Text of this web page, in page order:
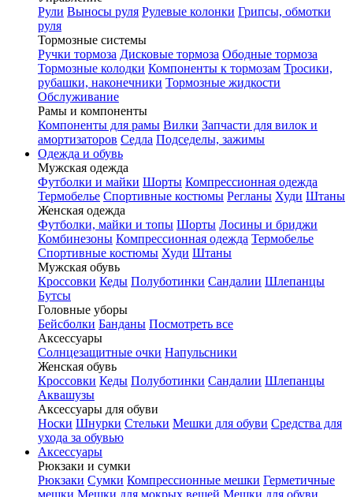
Рули Выносы руля Рулевые колонки Грипсы, обмотки
руля
Тормозные системы
Ручки тормоза Дисковые тормоза Ободные тормоза
Тормозные колодки Компоненты к тормозам Тросики,
рубашки, наконечники Тормозные жидкости
Обслуживание
Рамы и компоненты
Компоненты для рамы Вилки Запчасти для вилок и
амортизаторов Седла Подседелы, зажимы
Одежда и обувь
Мужская одежда
Футболки и майки Шорты Компрессионная одежда
Термобелье Спортивные костюмы Регланы Худи Штаны
Женская одежда
Футболки, майки и топы Шорты Лосины и бриджи
Комбинезоны Компрессионная одежда Термобелье
Спортивные костюмы Худи Штаны
Мужская обувь
Кроссовки Кеды Полуботинки Сандалии Шлепанцы
Бутсы
Головные уборы
Бейсболки Банданы Посмотреть все
Аксессуары
Солнцезащитные очки Напульсники
Женская обувь
Кроссовки Кеды Полуботинки Сандалии Шлепанцы
Аквашузы
Аксессуары для обуви
Носки Шнурки Стельки Мешки для обуви Средства для
ухода за обувью
Аксессуары
Рюкзаки и сумки
Рюкзаки Сумки Компрессионные мешки Герметичные